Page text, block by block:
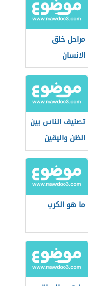
مراحل خلق
الانسان
تصنيف الناس بين
الظن واليقين
ما هو الكرب